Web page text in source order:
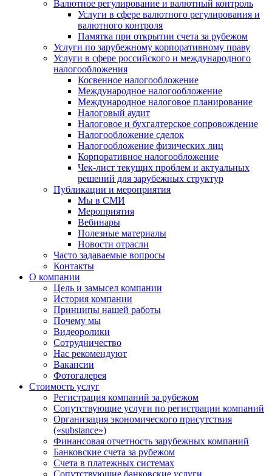
Валютное регулирование и валютный контроль
Услуги в сфере валютного регулирования и
валютного контроля
Памятка при открытии счета за рубежом
Услуги по зарубежному корпоративному праву
Услуги в сфере российского и международного
налогообложения
Косвенное налогообложение
Международное налогообложение
Международное налоговое планирование
Налоговый аудит
Налоговое и бухгалтерское сопровождение
Налогообложение сделок
Налогообложение физических лиц
Корпоративное налогообложение
Чек-лист текущих проблем и актуальных
решений для зарубежных структур
Публикации и мероприятия
Мы в СМИ
Мероприятия
Вебинары
Полезные материалы
Новости отрасли
Часто задаваемые вопросы
Контакты
О компании
Цель и замысел компании
История компании
Принципы нашей работы
Почему мы
Видеоролики
Сотрудничество
Нас рекомендуют
Вакансии
Фотогалерея
Стоимость услуг
Регистрация компаний за рубежом
Сопутствующие услуги по регистрации компаний
Организация экономического присутствия
(«substance»)
Финансовая отчетность зарубежных компаний
Банковские счета за рубежом
Счета в платежных системах
Сопутствующие банковские услуги